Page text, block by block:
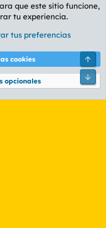
de privacidad Ayuda
XenForo Ltd.
que este sitio funcione,
tu experiencia.
tus preferencias
cookies
opcionales
Pie